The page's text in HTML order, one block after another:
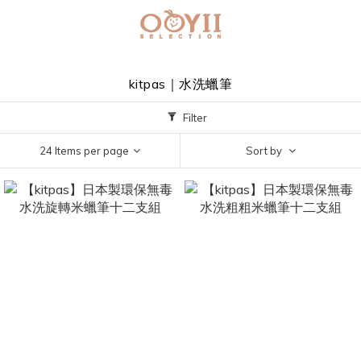
kitpas｜水洗蠟筆
Filter
24 Items per page Sort by